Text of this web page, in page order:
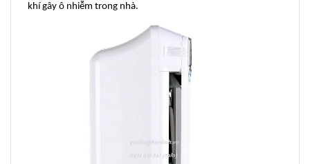
khí gây ô nhiễm trong nhà.